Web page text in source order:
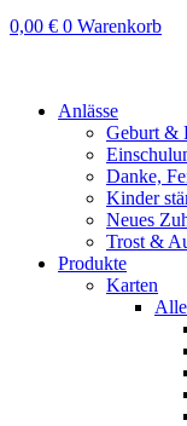
0,00 € 0 Warenkorb
Anlässe
Geburt &
Danke,
Kinder
Neues
Trost &
Produkte
Karten